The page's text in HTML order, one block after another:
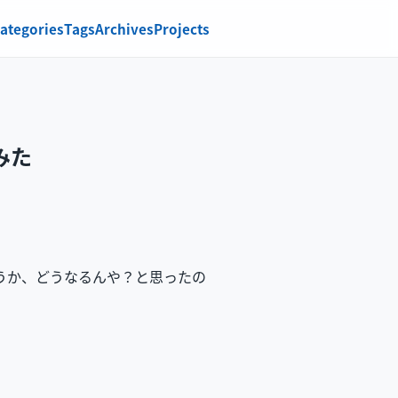
TagsArchivesProjects
た
、どうなるんや？と思ったの